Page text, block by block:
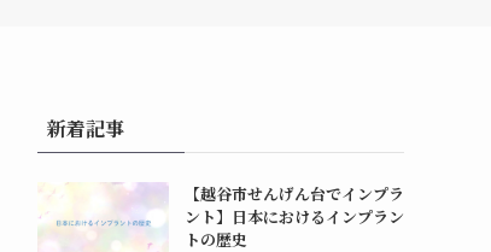
新着記事
【越谷市せんげん台でインプラ
ント】日本におけるインプラン
トの歴史